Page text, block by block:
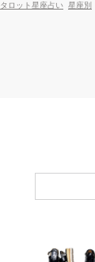
タロット星座占い 星座別